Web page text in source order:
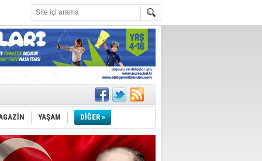
ihracat
YAŞAM DİĞER »